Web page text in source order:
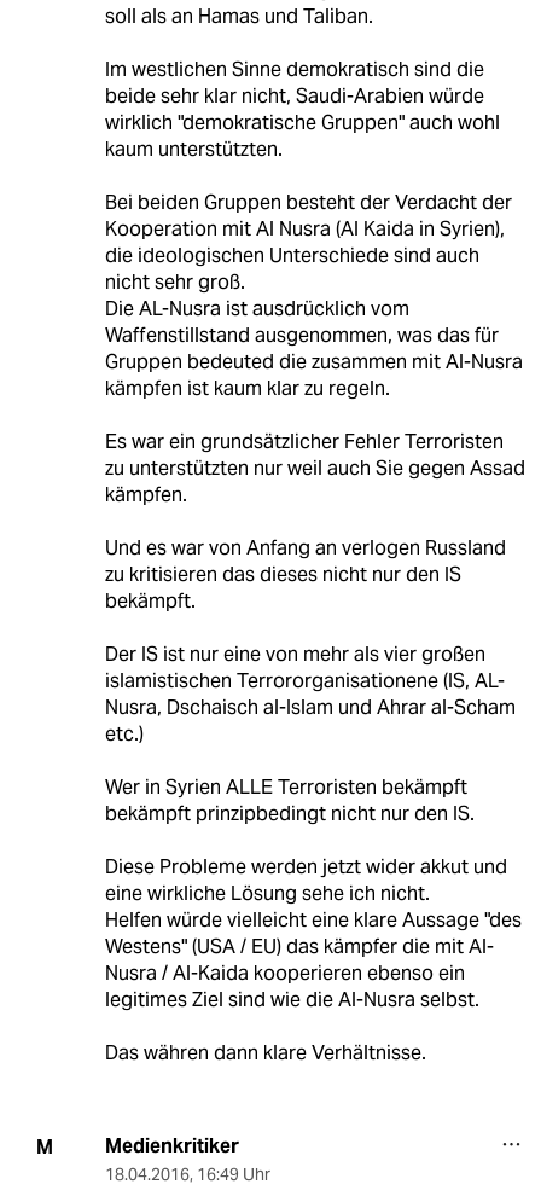
soll als an Hamas und Taliban.
Im westlichen Sinne demokratisch sind die
beide sehr klar nicht, Saudi-Arabien würde
wirklich "demokratische Gruppen" auch wohl
kaum unterstützten.
Bei beiden Gruppen besteht der Verdacht der
Kooperation mit Al Nusra (Al Kaida in Syrien),
die ideologischen Unterschiede sind auch
nicht sehr groß.
Die AL-Nusra ist ausdrücklich vom
Waffenstillstand ausgenommen, was das für
Gruppen bedeuted die zusammen mit Al-Nusra
kämpfen ist kaum klar zu regeln.
Es war ein grundsätzlicher Fehler Terroristen
zu unterstützten nur weil auch Sie gegen Assad
kämpfen.
Und es war von Anfang an verlogen Russland
zu kritisieren das dieses nicht nur den IS
bekämpft.
Der IS ist nur eine von mehr als vier großen
islamistischen Terrororganisationene (IS, AL-
Nusra, Dschaisch al-Islam und Ahrar al-Scham
etc.)
Wer in Syrien ALLE Terroristen bekämpft
bekämpft prinzipbedingt nicht nur den IS.
Diese Probleme werden jetzt wider akkut und
eine wirkliche Lösung sehe ich nicht.
Helfen würde vielleicht eine klare Aussage "des
Westens" (USA / EU) das kämpfer die mit Al-
Nusra / Al-Kaida kooperieren ebenso ein
legitimes Ziel sind wie die Al-Nusra selbst.
Das währen dann klare Verhältnisse.
M Medienkritiker
18.04.2016, 16:49 Uhr